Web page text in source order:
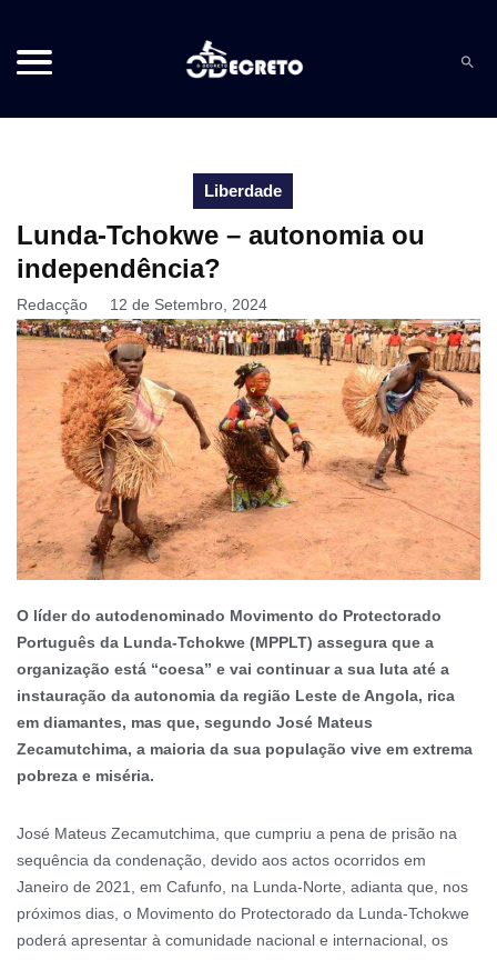
Liberdade
Lunda-Tchokwe – autonomia ou
independência?
Redacção 12 de Setembro, 2024
O líder do autodenominado Movimento do Protectorado
Português da Lunda-Tchokwe (MPPLT) assegura que a
organização está “coesa” e vai continuar a sua luta até a
instauração da autonomia da região Leste de Angola, rica
em diamantes, mas que, segundo José Mateus
Zecamutchima, a maioria da sua população vive em extrema
pobreza e miséria.
José Mateus Zecamutchima, que cumpriu a pena de prisão na
sequência da condenação, devido aos actos ocorridos em
Janeiro de 2021, em Cafunfo, na Lunda-Norte, adianta que, nos
próximos dias, o Movimento do Protectorado da Lunda-Tchokwe
poderá apresentar à comunidade nacional e internacional, os